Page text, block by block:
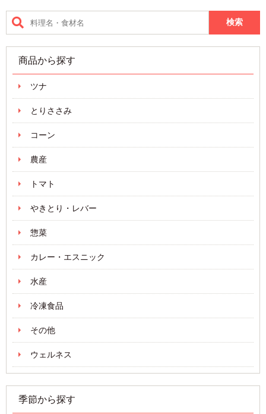
商品から探す
ツナ
とりささみ
コーン
農産
トマト
やきとり・レバー
惣菜
カレー・エスニック
水産
冷凍食品
その他
ウェルネス
季節から探す